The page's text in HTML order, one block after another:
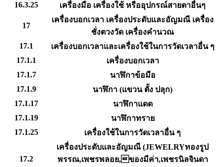
16.3.25
เครื่องมือ เครื่องใช้ หรืออุปกรณ์สายตาอื่นๆ
17
เครื่องบอกเวลา เครื่องประดับและอัญมณี เครื่อง
ชั่งตวงวัด เครื่องคำนวณ
17.1
เครื่องบอกเวลาและเครื่องใช้ในการวัดเวลาอื่น ๆ
17.1.1
เครื่องบอกเวลา
17.1.7
นาฬิกาข้อมือ
17.1.9
นาฬิกา (แขวน ตั้ง ปลุก)
17.1.17
นาฬิกาแดด
17.1.19
นาฬิกาทราย
17.1.25
เครื่องใช้ในการวัดเวลาอื่น ๆ
17.2
เครื่องประดับและอัญมณี (JEWELRYทองรูป
พรรณ,เพชรพลอย,ของมีค่า,เพชรนิลจินดา